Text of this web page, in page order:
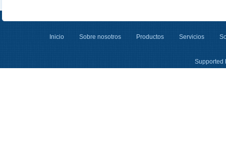
Inicio Sobre nosotros Productos Servicios
Supported